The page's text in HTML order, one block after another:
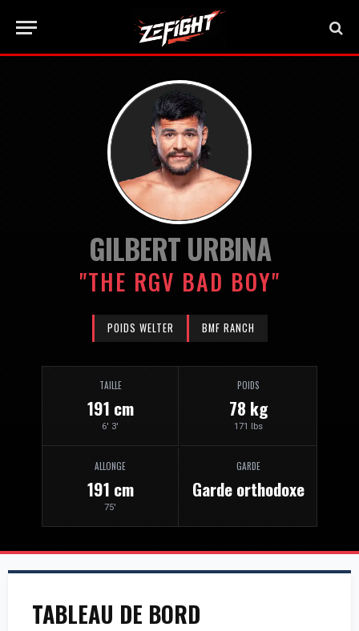
GILBERT URBINA
"THE RGV BAD BOY"
POIDS WELTER BMF RANCH
TAILLE
191 cm
6' 3'
POIDS
78 kg
171 lbs
ALLONGE
191 cm
75'
GARDE
Garde orthodoxe
TABLEAU DE BORD